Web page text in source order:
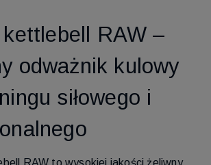
RAW –
odważnik kulowy
siłowego i
RAW to wysokiej jakości żeliwny